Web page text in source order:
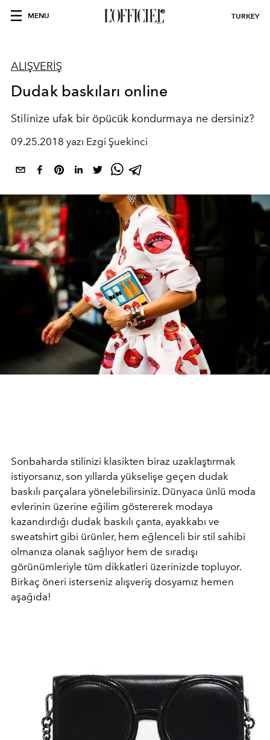
MENU TURKEY
ALIŞVERİŞ
Dudak baskıları online
Stilinize ufak bir öpücük kondurmaya ne dersiniz?
09.25.2018 yazı Ezgi Şuekinci
Sonbaharda stilinizi klasikten biraz uzaklaştırmak
istiyorsanız, son yıllarda yükselişe geçen dudak
baskılı parçalara yönelebilirsiniz. Dünyaca ünlü moda
evlerinin üzerine eğilim göstererek modaya
kazandırdığı dudak baskılı çanta, ayakkabı ve
sweatshirt gibi ürünler, hem eğlenceli bir stil sahibi
olmanıza olanak sağlıyor hem de sıradışı
görünümleriyle tüm dikkatleri üzerinizde topluyor.
Birkaç öneri isterseniz alışveriş dosyamız hemen
aşağıda!